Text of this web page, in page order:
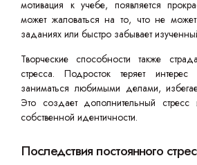
мотивация к учебе, появляется
может жаловаться на то, что не
заданиях или быстро забывает
Творческие способности также
стресса. Подросток теряет
заниматься любимыми делами,
Это создает дополнительный стресс
собственной идентичности.
Последствия постоянного